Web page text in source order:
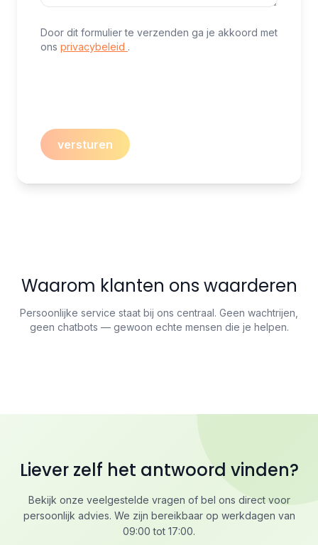
Door dit formulier te verzenden ga je akkoord met
ons privacybeleid .
versturen
Waarom klanten ons waarderen
Persoonlijke service staat bij ons centraal. Geen wachtrijen,
geen chatbots — gewoon echte mensen die je helpen.
Liever zelf het antwoord vinden?
Bekijk onze veelgestelde vragen of bel ons direct voor
persoonlijk advies. We zijn bereikbaar op werkdagen van
09:00 tot 17:00.